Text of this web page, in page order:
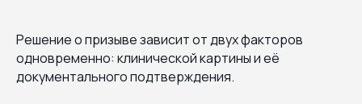
Решение о призыве зависит от двух факторов
одновременно: клинической картины и её
документального подтверждения.